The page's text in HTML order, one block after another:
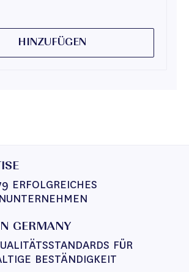
HINZUFÜGEN
ERFOLGREICHES
GERMANY
FÜR
BESTÄNDIGKEIT